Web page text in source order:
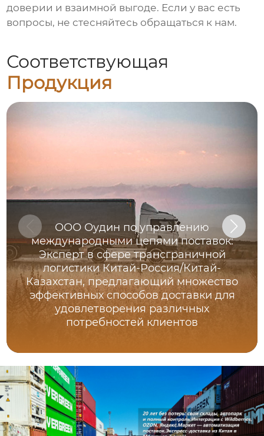
доверии и взаимной выгоде. Если у вас есть
вопросы, не стесняйтесь обращаться к нам.
Соответствующая
Продукция
ООО Оудин по управлению
международными цепями поставок:
Эксперт в сфере трансграничной
логистики Китай-Россия/Китай-
Казахстан, предлагающий множество
эффективных способов доставки для
удовлетворения различных
потребностей клиентов